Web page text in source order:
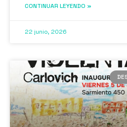
CONTINUAR LEYENDO »
22 junio, 2026